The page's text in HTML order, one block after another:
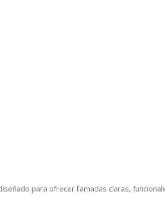
para ofrecer llamadas claras,